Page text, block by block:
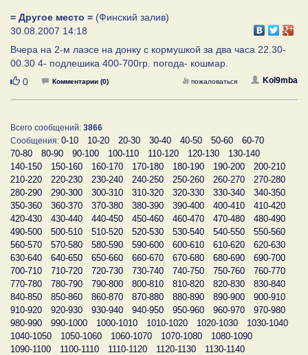
= Другое место = (Финский залив)
30.08.2007 14:18
Вчера на 2-м лаэсе на донку с кормушкой за два часа 22.30-
00.30 4- подлешика 400-700гр. погода- кошмар.
Нравится
0 Комментарии (0) Kol9mba
пожаловаться
Всего сообщений: 3866
Сообщения: 0-10 10-20 20-30 30-40 40-50 50-60
60-70
70-80
80-90 90-100 100-110 110-120 120-130
130-140
140-150
150-160 160-170 170-180 180-190 190-200
200-210
210-220
220-230 230-240 240-250 250-260 260-270
270-280
280-290
290-300 300-310 310-320 320-330 330-340
340-350
350-360
360-370 370-380 380-390 390-400 400-410
410-420
420-430
430-440 440-450 450-460 460-470 470-480
480-490
490-500
500-510 510-520 520-530 530-540 540-550
550-560
560-570
570-580 580-590 590-600 600-610 610-620
620-630
630-640
640-650 650-660 660-670 670-680 680-690
690-700
700-710
710-720 720-730 730-740 740-750 750-760
760-770
770-780
780-790 790-800 800-810 810-820 820-830
830-840
840-850
850-860 860-870 870-880 880-890 890-900
900-910
910-920
920-930 930-940 940-950 950-960 960-970
970-980
980-990
990-1000 1000-1010 1010-1020 1020-1030
1030-1040
1040-1050
1050-1060 1060-1070 1070-1080
1080-1090
1090-1100
1100-1110 1110-1120 1120-1130
1130-1140